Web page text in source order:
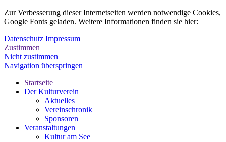
Zur Verbesserung dieser Internetseiten werden notwendige Cookies,
Google Fonts geladen. Weitere Informationen finden sie hier:
Datenschutz Impressum
Zustimmen
Nicht zustimmen
Navigation überspringen
Startseite
Der Kulturverein
Aktuelles
Vereinschronik
Sponsoren
Veranstaltungen
Kultur am See